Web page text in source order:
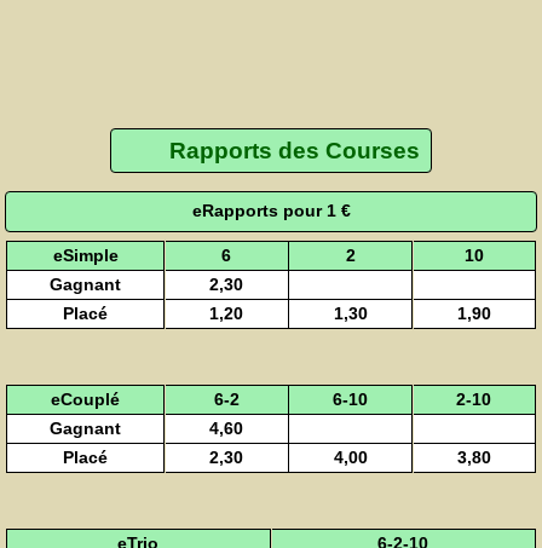
Rapports des Courses
eRapports pour 1 €
eSimple 6 2
10
Gagnant
2,30
Placé
1,20 1,30 1,90
eCouplé 6-2 6-10
2-10
Gagnant
4,60
Placé
2,30 4,00 3,80
eTrio
6-2-10